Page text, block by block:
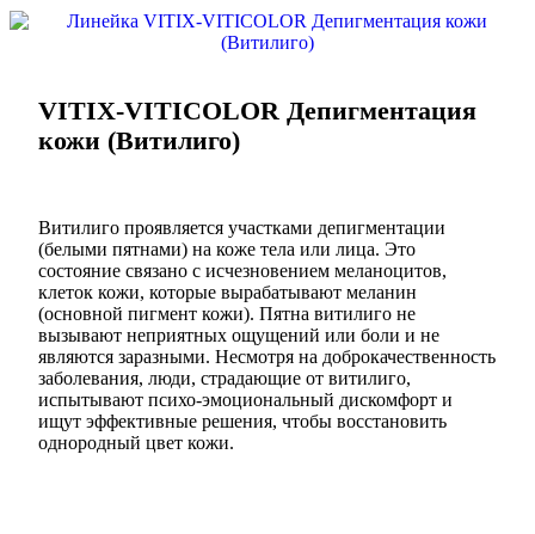
VITIX-VITICOLOR Депигментация
кожи (Витилиго)
Витилиго проявляется участками депигментации
(белыми пятнами) на коже тела или лица. Это
состояние связано с исчезновением меланоцитов,
клеток кожи, которые вырабатывают меланин
(основной пигмент кожи). Пятна витилиго не
вызывают неприятных ощущений или боли и не
являются заразными. Несмотря на доброкачественность
заболевания, люди, страдающие от витилиго,
испытывают психо-эмоциональный дискомфорт и
ищут эффективные решения, чтобы восстановить
однородный цвет кожи.